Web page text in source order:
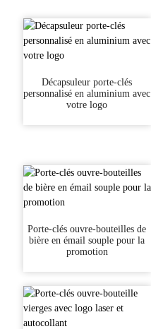
Décapsuleur porte-clés
personnalisé en aluminium avec
votre logo
Porte-clés ouvre-bouteilles de
bière en émail souple pour la
promotion